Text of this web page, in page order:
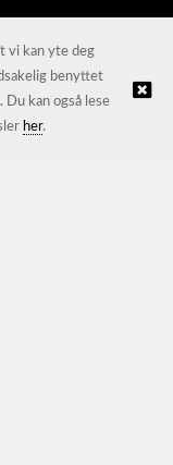
Kréatif
vi kan yte deg
benyttet
kan også lese
her.